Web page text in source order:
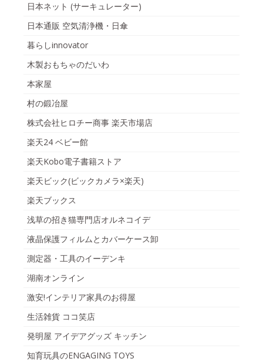
日本ネット (サーキュレーター)
日本通販 空気清浄機・日傘
暮らしinnovator
木製おもちゃのだいわ
本家屋
村の鍛冶屋
株式会社ヒロチー商事 楽天市場店
楽天24 ベビー館
楽天Kobo電子書籍ストア
楽天ビック(ビックカメラ×楽天)
楽天ブックス
浅草の招き猫専門店オルネコイデ
液晶保護フィルムとカバーケース卸
測定器・工具のイーデンキ
湖南オンライン
激安!インテリア家具のお得屋
生活雑貨 ココ笑店
発明屋 アイデアグッズ キッチン
知育玩具のENGAGING TOYS